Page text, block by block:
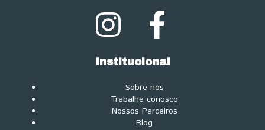
Institucional
Sobre nós
Trabalhe conosco
Nossos Parceiros
Blog